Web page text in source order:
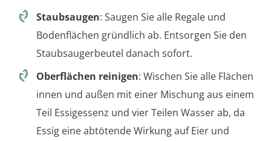
Staubsaugen: Saugen Sie alle Regale und
Bodenflächen gründlich ab. Entsorgen Sie den
Staubsaugerbeutel danach sofort.
Oberflächen reinigen: Wischen Sie alle Flächen
innen und außen mit einer Mischung aus einem
Teil Essigessenz und vier Teilen Wasser ab, da
Essig eine abtötende Wirkung auf Eier und